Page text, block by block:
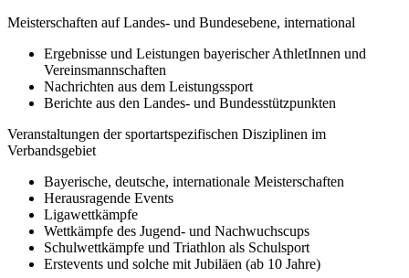
Meisterschaften auf Landes- und Bundesebene, international
Ergebnisse und Leistungen bayerischer AthletInnen und
Vereinsmannschaften
Nachrichten aus dem Leistungssport
Berichte aus den Landes- und Bundesstützpunkten
Veranstaltungen der sportartspezifischen Disziplinen im
Verbandsgebiet
Bayerische, deutsche, internationale Meisterschaften
Herausragende Events
Ligawettkämpfe
Wettkämpfe des Jugend- und Nachwuchscups
Schulwettkämpfe und Triathlon als Schulsport
Erstevents und solche mit Jubiläen (ab 10 Jahre)